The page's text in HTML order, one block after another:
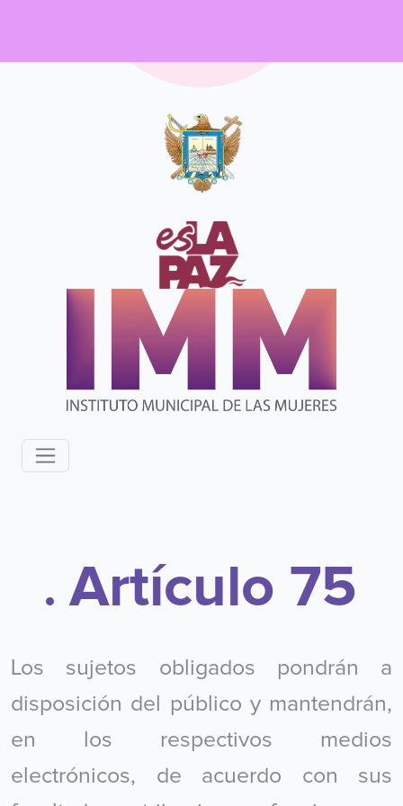
Artículo 75
Los sujetos obligados pondrán a
disposición del público y mantendrán,
en los respectivos medios
electrónicos, de acuerdo con sus